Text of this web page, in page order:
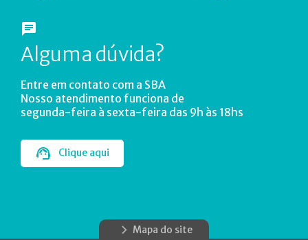
Alguma dúvida?
Entre em contato com a SBA
Nosso atendimento funciona de
segunda-feira à sexta-feira das 9h às 18hs
Clique aqui
Mapa do site